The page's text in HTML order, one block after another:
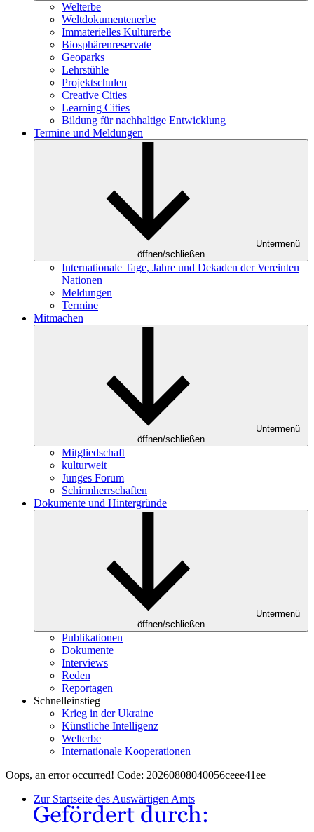
Welterbe
Weltdokumentenerbe
Immaterielles Kulturerbe
Biosphärenreservate
Geoparks
Lehrstühle
Projektschulen
Creative Cities
Learning Cities
Bildung für nachhaltige Entwicklung
Termine und Meldungen
Untermenü
öffnen/schließen
Internationale Tage, Jahre und Dekaden der Vereinten
Nationen
Meldungen
Termine
Mitmachen
Untermenü
öffnen/schließen
Mitgliedschaft
kulturweit
Junges Forum
Schirmherrschaften
Dokumente und Hintergründe
Untermenü
öffnen/schließen
Publikationen
Dokumente
Interviews
Reden
Reportagen
Schnelleinstieg
Krieg in der Ukraine
Künstliche Intelligenz
Welterbe
Internationale Kooperationen
Oops, an error occurred! Code: 20260808040056ceee41ee
Zur Startseite des Auswärtigen Amts